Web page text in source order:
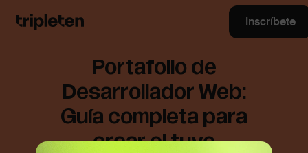
Inscríbete
Portafolio de
Desarrollador Web:
Guía completa para
crear el tuyo